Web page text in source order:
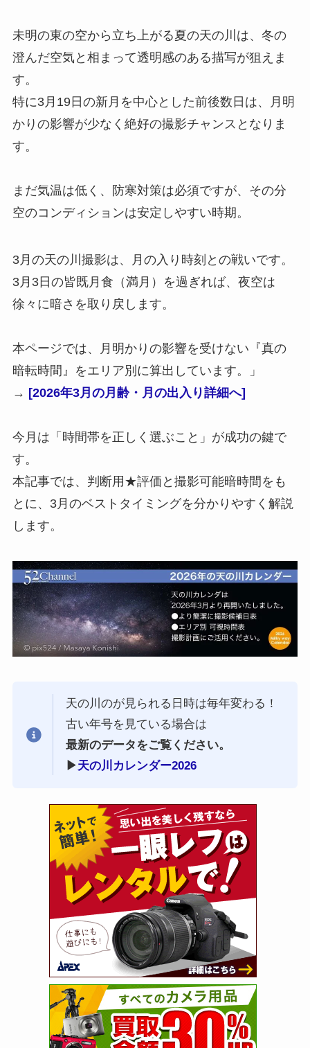
未明の東の空から立ち上がる夏の天の川は、冬の
澄んだ空気と相まって透明感のある描写が狙えま
す。
特に3月19日の新月を中心とした前後数日は、月明
かりの影響が少なく絶好の撮影チャンスとなりま
す。
まだ気温は低く、防寒対策は必須ですが、その分
空のコンディションは安定しやすい時期。
3月の天の川撮影は、月の入り時刻との戦いです。
3月3日の皆既月食（満月）を過ぎれば、夜空は
徐々に暗さを取り戻します。
本ページでは、月明かりの影響を受けない『真の
暗転時間』をエリア別に算出しています。」
→ [2026年3月の月齢・月の出入り詳細へ]
今月は「時間帯を正しく選ぶこと」が成功の鍵で
す。
本記事では、判断用★評価と撮影可能暗時間をも
とに、3月のベストタイミングを分かりやすく解説
します。
天の川のが見られる日時は毎年変わる！
古い年号を見ている場合は
最新のデータをご覧ください。
▶︎天の川カレンダー2026